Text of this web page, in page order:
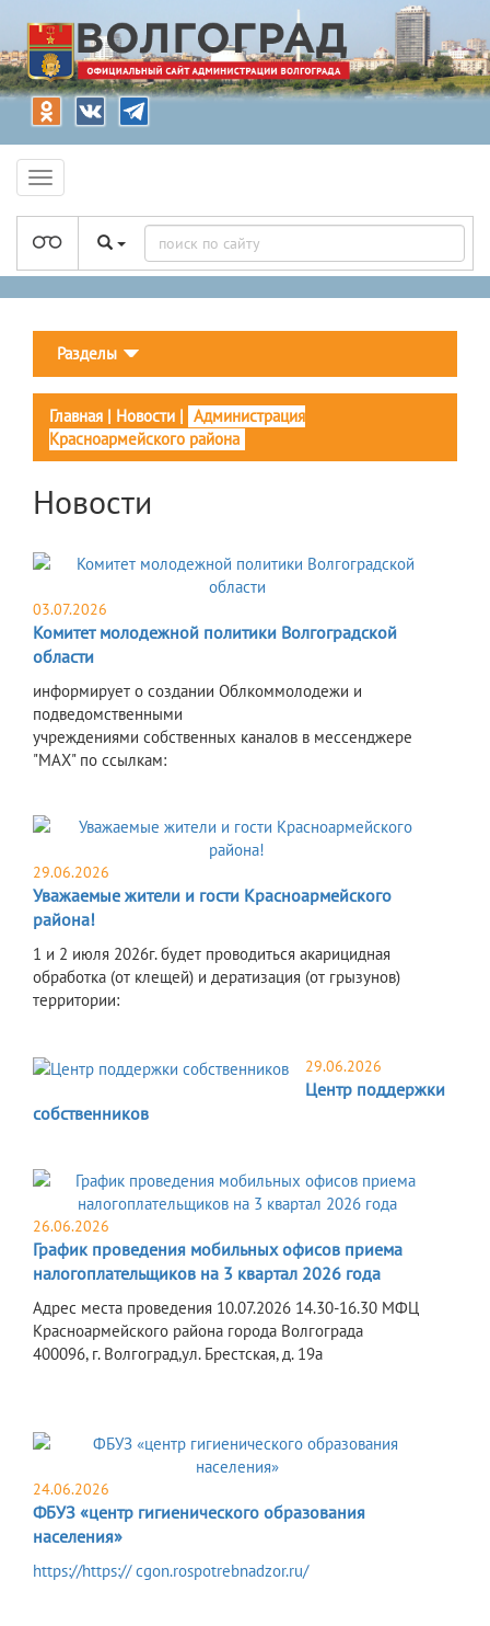
Разделы
Главная | Новости | Администрация
Красноармейского района
Новости
03.07.2026
Комитет молодежной политики Волгоградской
области
информирует о создании Облкоммолодежи и
подведомственными
учреждениями собственных каналов в мессенджере
"MAX" по ссылкам:
29.06.2026
Уважаемые жители и гости Красноармейского
района!
1 и 2 июля 2026г. будет проводиться акарицидная
обработка (от клещей) и дератизация (от грызунов)
территории:
29.06.2026
Центр поддержки
собственников
26.06.2026
График проведения мобильных офисов приема
налогоплательщиков на 3 квартал 2026 года
Адрес места проведения 10.07.2026 14.30-16.30 МФЦ
Красноармейского района города Волгограда
400096, г. Волгоград,ул. Брестская, д. 19а
24.06.2026
ФБУЗ «центр гигиенического образования
населения»
https://https:// cgon.rospotrebnadzor.ru/